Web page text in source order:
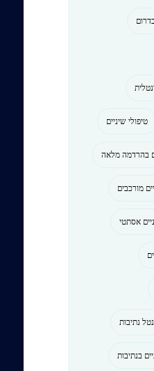
טיפולי שיניים
בהרדמה מלאה
מורכבים
אסתטי
נתיבות
בנתיבות